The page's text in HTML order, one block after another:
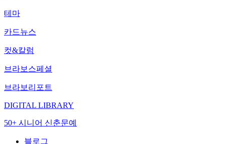
테마
카드뉴스
컷&칼럼
브라보스페셜
브라보리포트
DIGITAL LIBRARY
50+ 시니어 신춘문예
블로그